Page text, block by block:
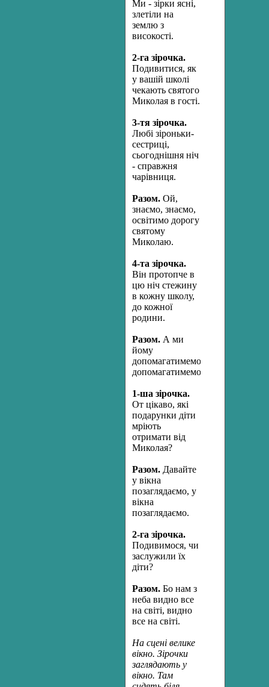
Ми - зірки ясні,
злетіли на
землю з
високості.
2-га зірочка.
Подивитися, як
у вашій школі
чекають святого
Миколая в гості.
3-тя зірочка.
Любі зіроньки-
сестриці,
сьогоднішня ніч
- справжня
чарівниця.
Разом. Ой,
знаємо, знаємо,
освітимо дорогу
святому
Миколаю.
4-та зірочка.
Він протопче в
цю ніч стежину
в кожну школу,
до кожної
родини.
Разом. А ми
йому
допомагатимемо,
допомагатимемо.
1-ша зірочка.
От цікаво, які
подарунки діти
мріють
отримати від
Миколая?
Разом. Давайте
у вікна
позаглядаємо, у
вікна
позаглядаємо.
2-га зірочка.
Подивимося, чи
заслужили їх
діти?
Разом. Бо нам з
неба видно все
на світі, видно
все на світі.
На сцені велике
вікно. Зірочки
заглядають у
вікно. Там